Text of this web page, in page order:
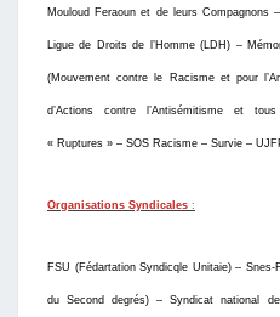
Mouloud Feraoun et de leurs Compagnons
Ligue de Droits de l’Homme (LDH) –
(Mouvement contre le Racisme et pour l’
d’Actions contre l’Antisémitisme et
« Ruptures » – SOS Racisme – Survie –
Organisations Syndicales :
FSU (Fédartation Syndicqle Unitaie)– Snes-
du Second degrés) –Syndicat national